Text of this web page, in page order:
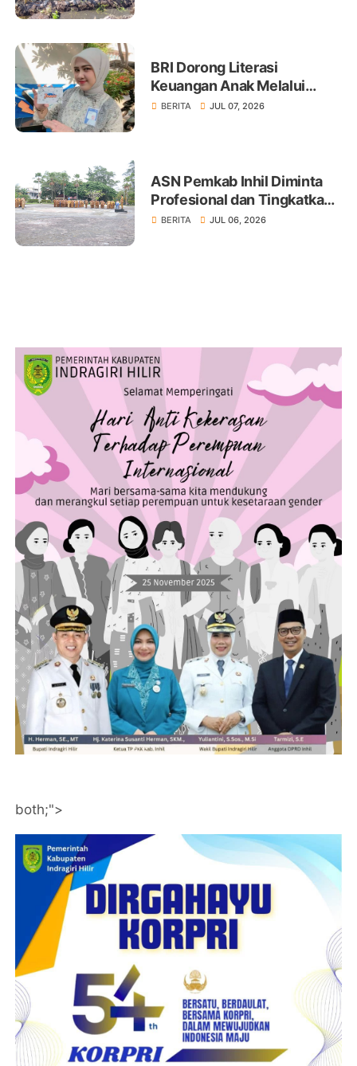
BRI Dorong Literasi
Keuangan Anak Melalui
Produk BritAma Junio
BERITA JUL 07, 2026
ASN Pemkab Inhil Diminta
Profesional dan Tingkatkan
Pelayanan Publik
BERITA JUL 06, 2026
both;">